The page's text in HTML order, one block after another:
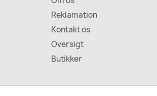
Reklamation
Kontakt os
Oversigt
Butikker